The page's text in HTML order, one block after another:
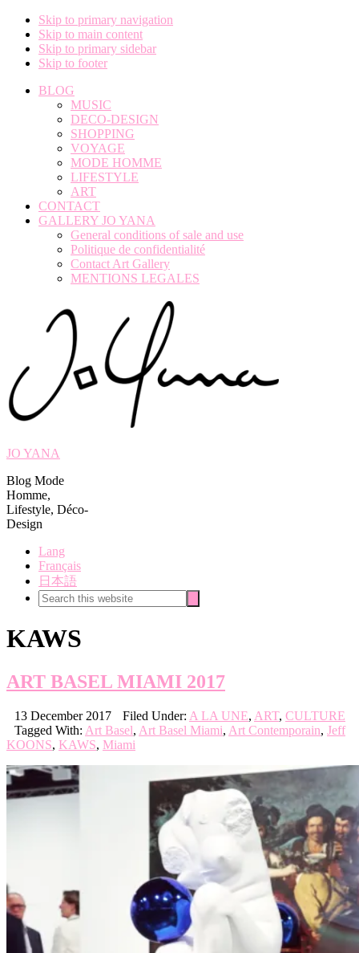
Skip to primary navigation
Skip to main content
Skip to primary sidebar
Skip to footer
BLOG
MUSIC
DECO-DESIGN
SHOPPING
VOYAGE
MODE HOMME
LIFESTYLE
ART
CONTACT
GALLERY JO YANA
General conditions of sale and use
Politique de confidentialité
Contact Art Gallery
MENTIONS LEGALES
JO YANA
Blog Mode
Homme,
Lifestyle, Déco-
Design
Lang
Français
日本語
Search
this
KAWS
ART BASEL MIAMI 2017
13 December 2017 Filed Under: A LA UNE, ART, CULTURE
Tagged With: Art Basel, Art Basel Miami, Art Contemporain, Jeff
KOONS, KAWS, Miami